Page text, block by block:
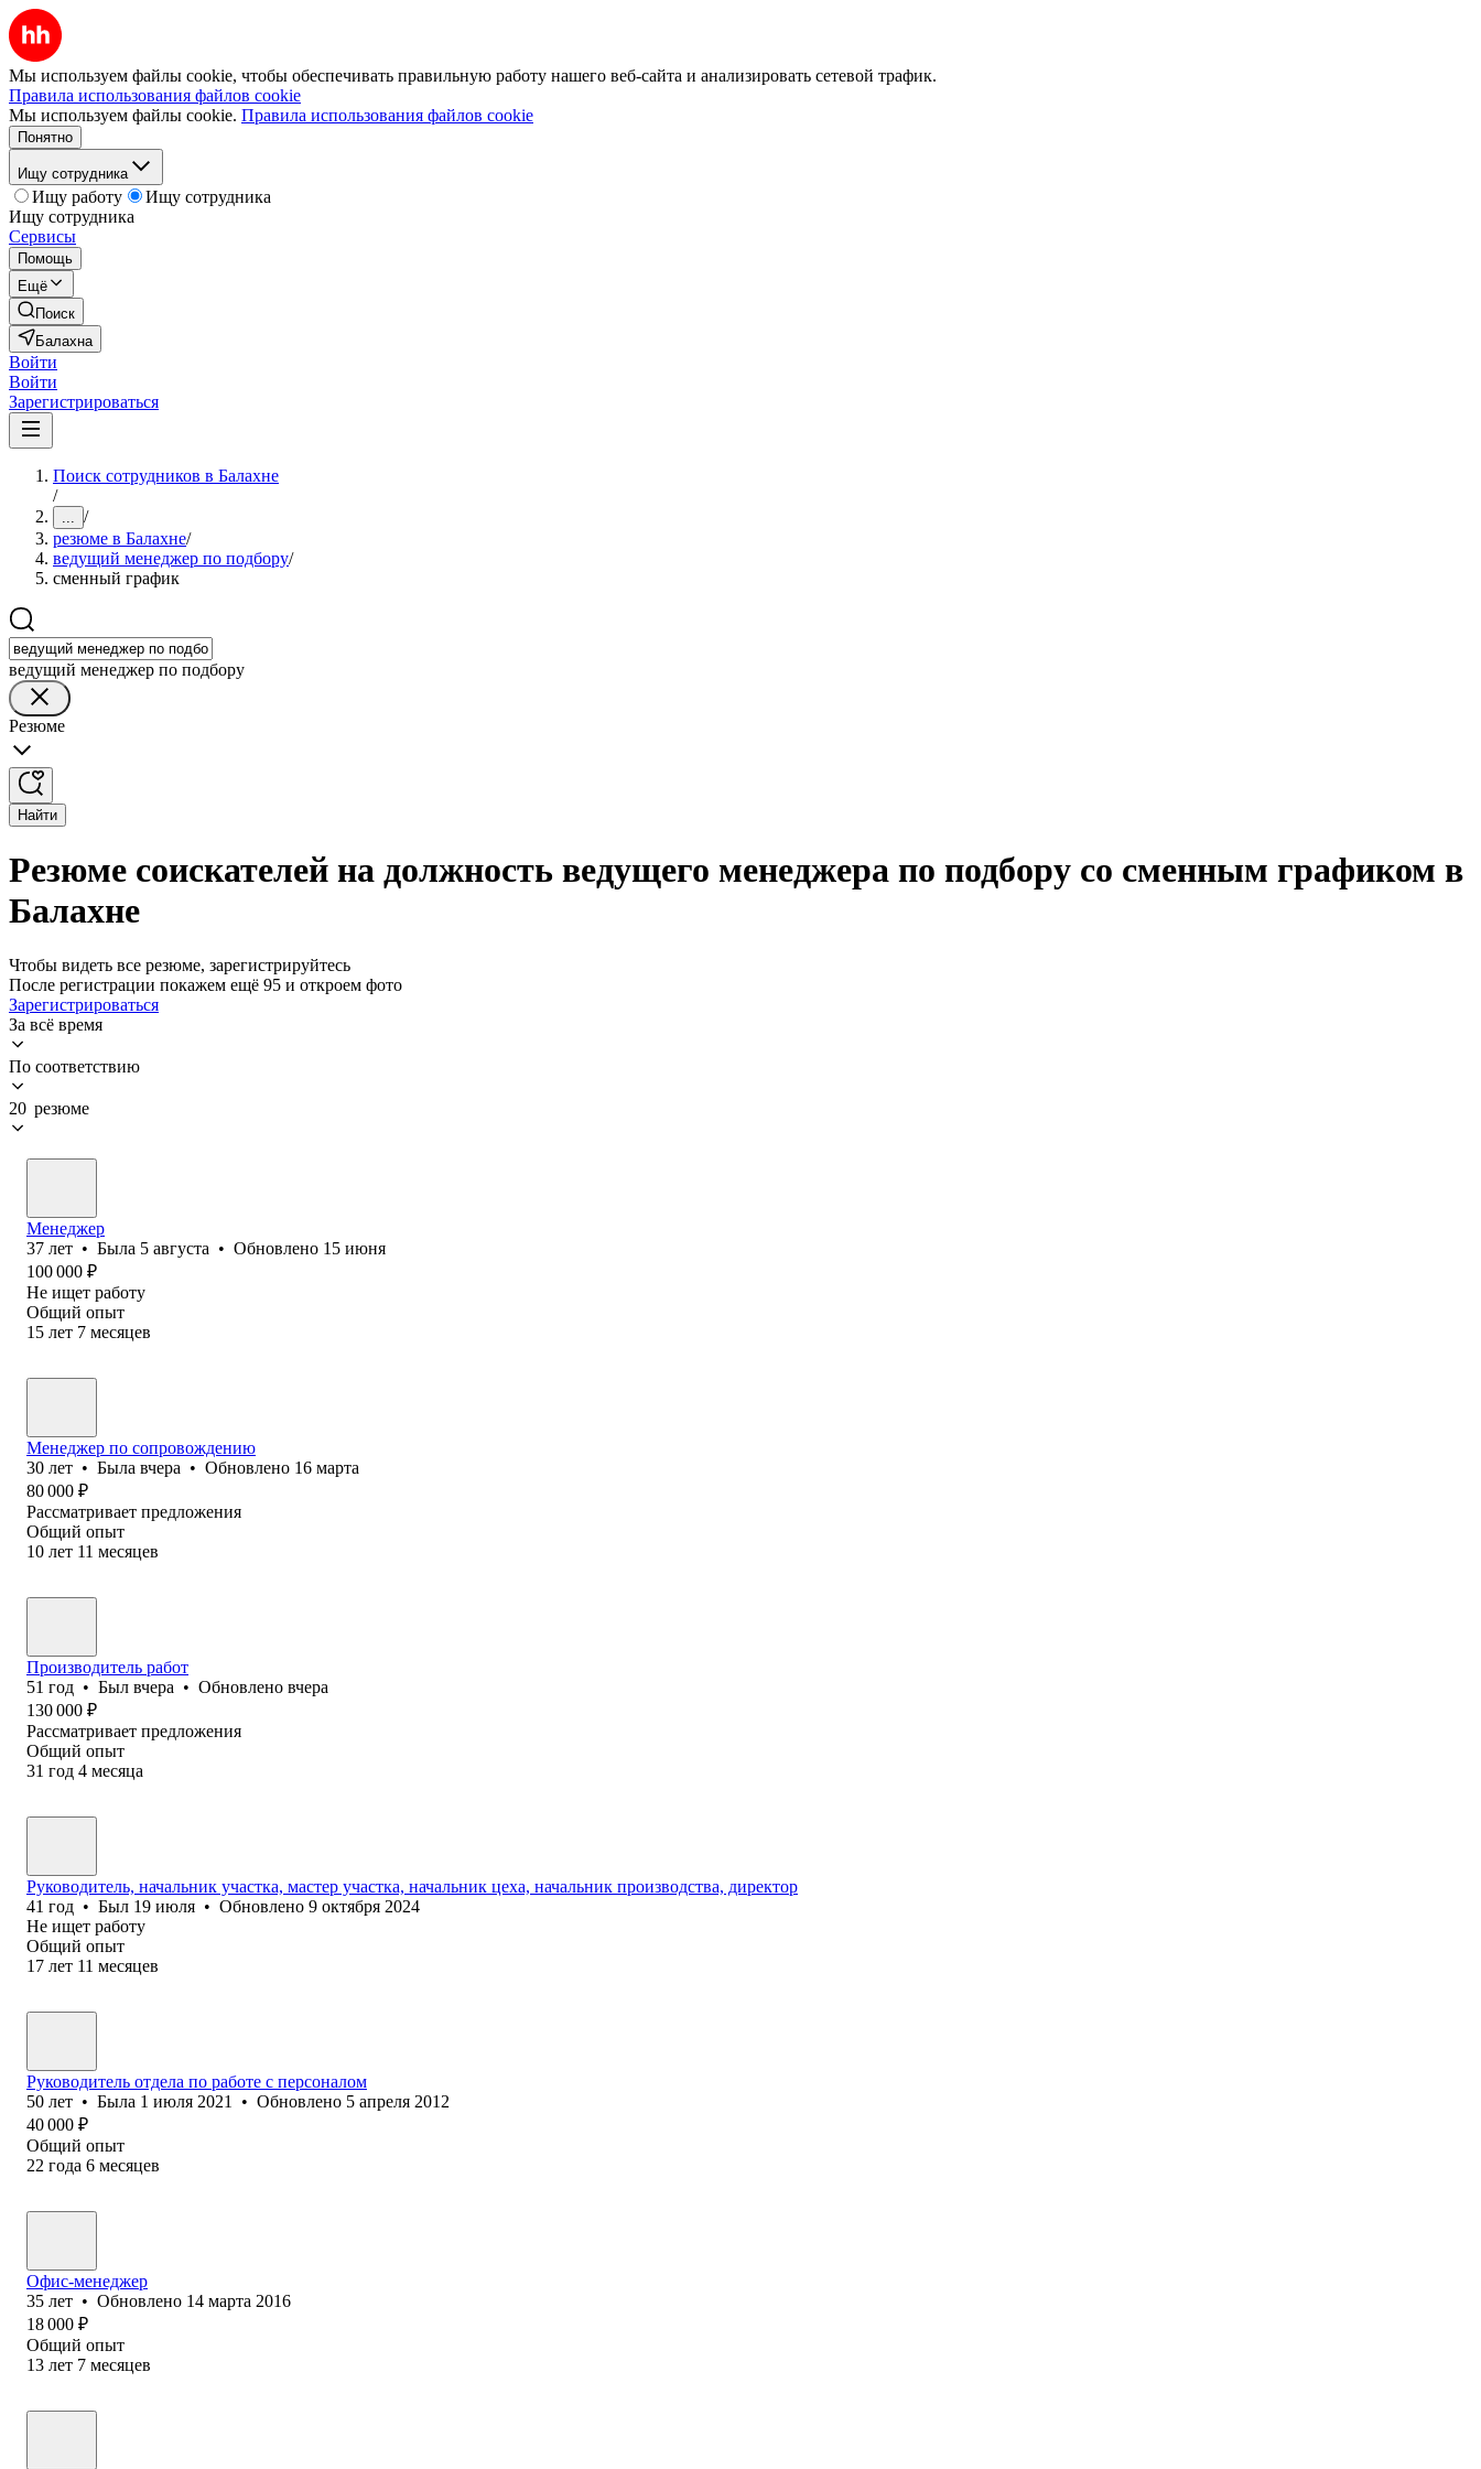
Мы используем файлы cookie, чтобы обеспечивать правильную работу нашего веб-сайта и анализировать сетевой трафик.
Правила использования файлов cookie
Мы используем файлы cookie. Правила использования файлов cookie
Понятно
Ищу сотрудника
Ищу работу
Ищу сотрудника
Ищу сотрудника
Сервисы
Помощь
Ещё
Поиск
Балахна
Войти
Войти
Зарегистрироваться
Поиск сотрудников в Балахне
/
... /
резюме в Балахне/
ведущий менеджер по подбору/
сменный график
ведущий менеджер по подбору
Резюме
Найти
Резюме соискателей на должность ведущего менеджера по подбору со сменным графиком в
Балахне
Чтобы видеть все резюме, зарегистрируйтесь
После регистрации покажем ещё 95 и откроем фото
Зарегистрироваться
За всё время
По соответствию
20 резюме
Менеджер
37 лет • Была 5 августа • Обновлено 15 июня
100 000 ₽
Не ищет работу
Общий опыт
15 лет 7 месяцев
Менеджер по сопровождению
30 лет • Была вчера • Обновлено 16 марта
80 000 ₽
Рассматривает предложения
Общий опыт
10 лет 11 месяцев
Производитель работ
51 год • Был вчера • Обновлено вчера
130 000 ₽
Рассматривает предложения
Общий опыт
31 год 4 месяца
Руководитель, начальник участка, мастер участка, начальник цеха, начальник производства, директор
41 год • Был 19 июля • Обновлено 9 октября 2024
Не ищет работу
Общий опыт
17 лет 11 месяцев
Руководитель отдела по работе с персоналом
50 лет • Была 1 июля 2021 • Обновлено 5 апреля 2012
40 000 ₽
Общий опыт
22 года 6 месяцев
Офис-менеджер
35 лет • Обновлено 14 марта 2016
18 000 ₽
Общий опыт
13 лет 7 месяцев